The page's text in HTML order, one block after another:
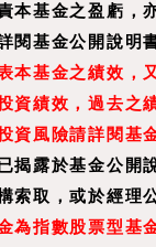
本基金之盈虧，
閱基金公開說明書
本基金之績效，
資績效，過去之
資風險請詳閱基
揭露於基金公開
索取，或於經理
為指數股票型基